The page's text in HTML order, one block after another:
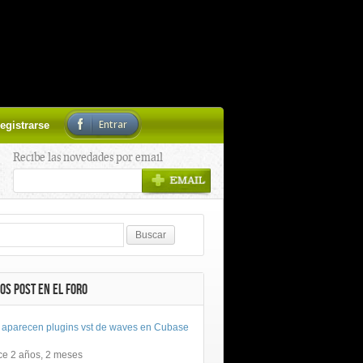
Entrar
Recibe las novedades por email
POST EN EL FORO
aparecen plugins vst de waves en Cubase
2 años, 2 meses